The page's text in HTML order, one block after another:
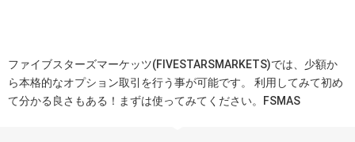
ファイブスターズマーケッツ(FIVESTARSMARKETS)では、少額か
ら本格的なオプション取引を行う事が可能です。 利用してみて初め
て分かる良さもある！まずは使ってみてください。FSMAS